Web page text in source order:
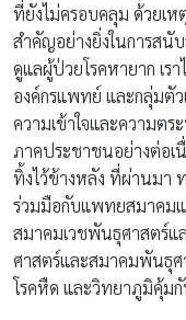
ที่ยังไม่ครอบคลุม ด้วยเ
สำคัญอย่างยิ่งในการสนั
ดูแลผู้ป่วยโรคหายาก เ
องค์กรแพทย์ และกลุ่มตั
ความเข้าใจและความตร
ภาคประชาชนอย่างต่อเนื่
ทิ้งไว้ข้างหลัง ที่ผ่านมา
ร่วมมือกับแพทยสมาคม
สมาคมเวชพันธุศาสตร์แ
ศาสตร์และสมาคมพันธุ
โรคหืด และวิทยาภูมิคุ้ม